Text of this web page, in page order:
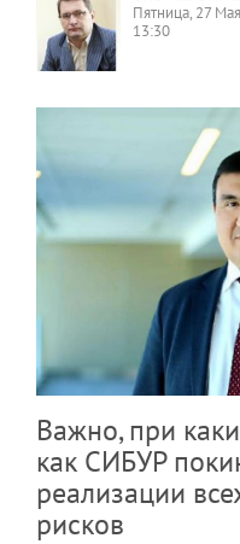
Пятница, 27
13:30
Важно, при
как СИБУР
реализации
рисков